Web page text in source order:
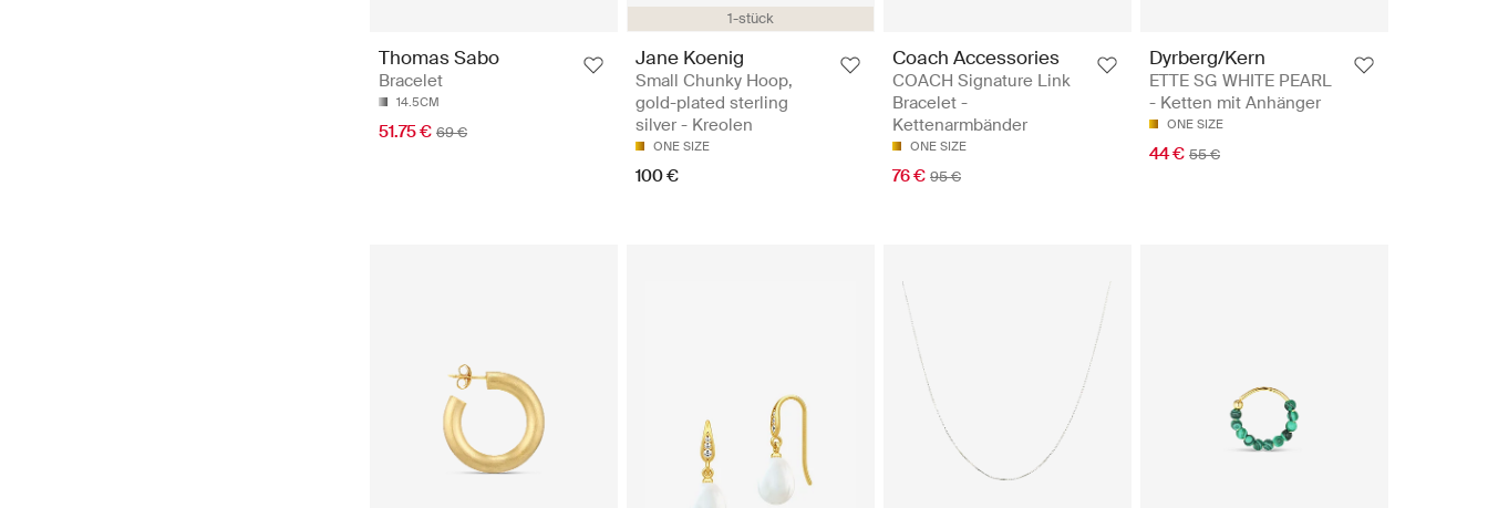
Thomas Sabo
Bracelet
14.5CM
51.75 € 69 €
1-stück
Jane Koenig
Small Chunky Hoop,
gold-plated sterling
silver - Kreolen
ONE SIZE
100 €
Coach Accessories
COACH Signature Link
Bracelet -
Kettenarmbänder
ONE SIZE
76 € 95 €
Dyrberg/Kern
ETTE SG WHITE PEARL
- Ketten mit Anhänger
ONE SIZE
44 € 55 €